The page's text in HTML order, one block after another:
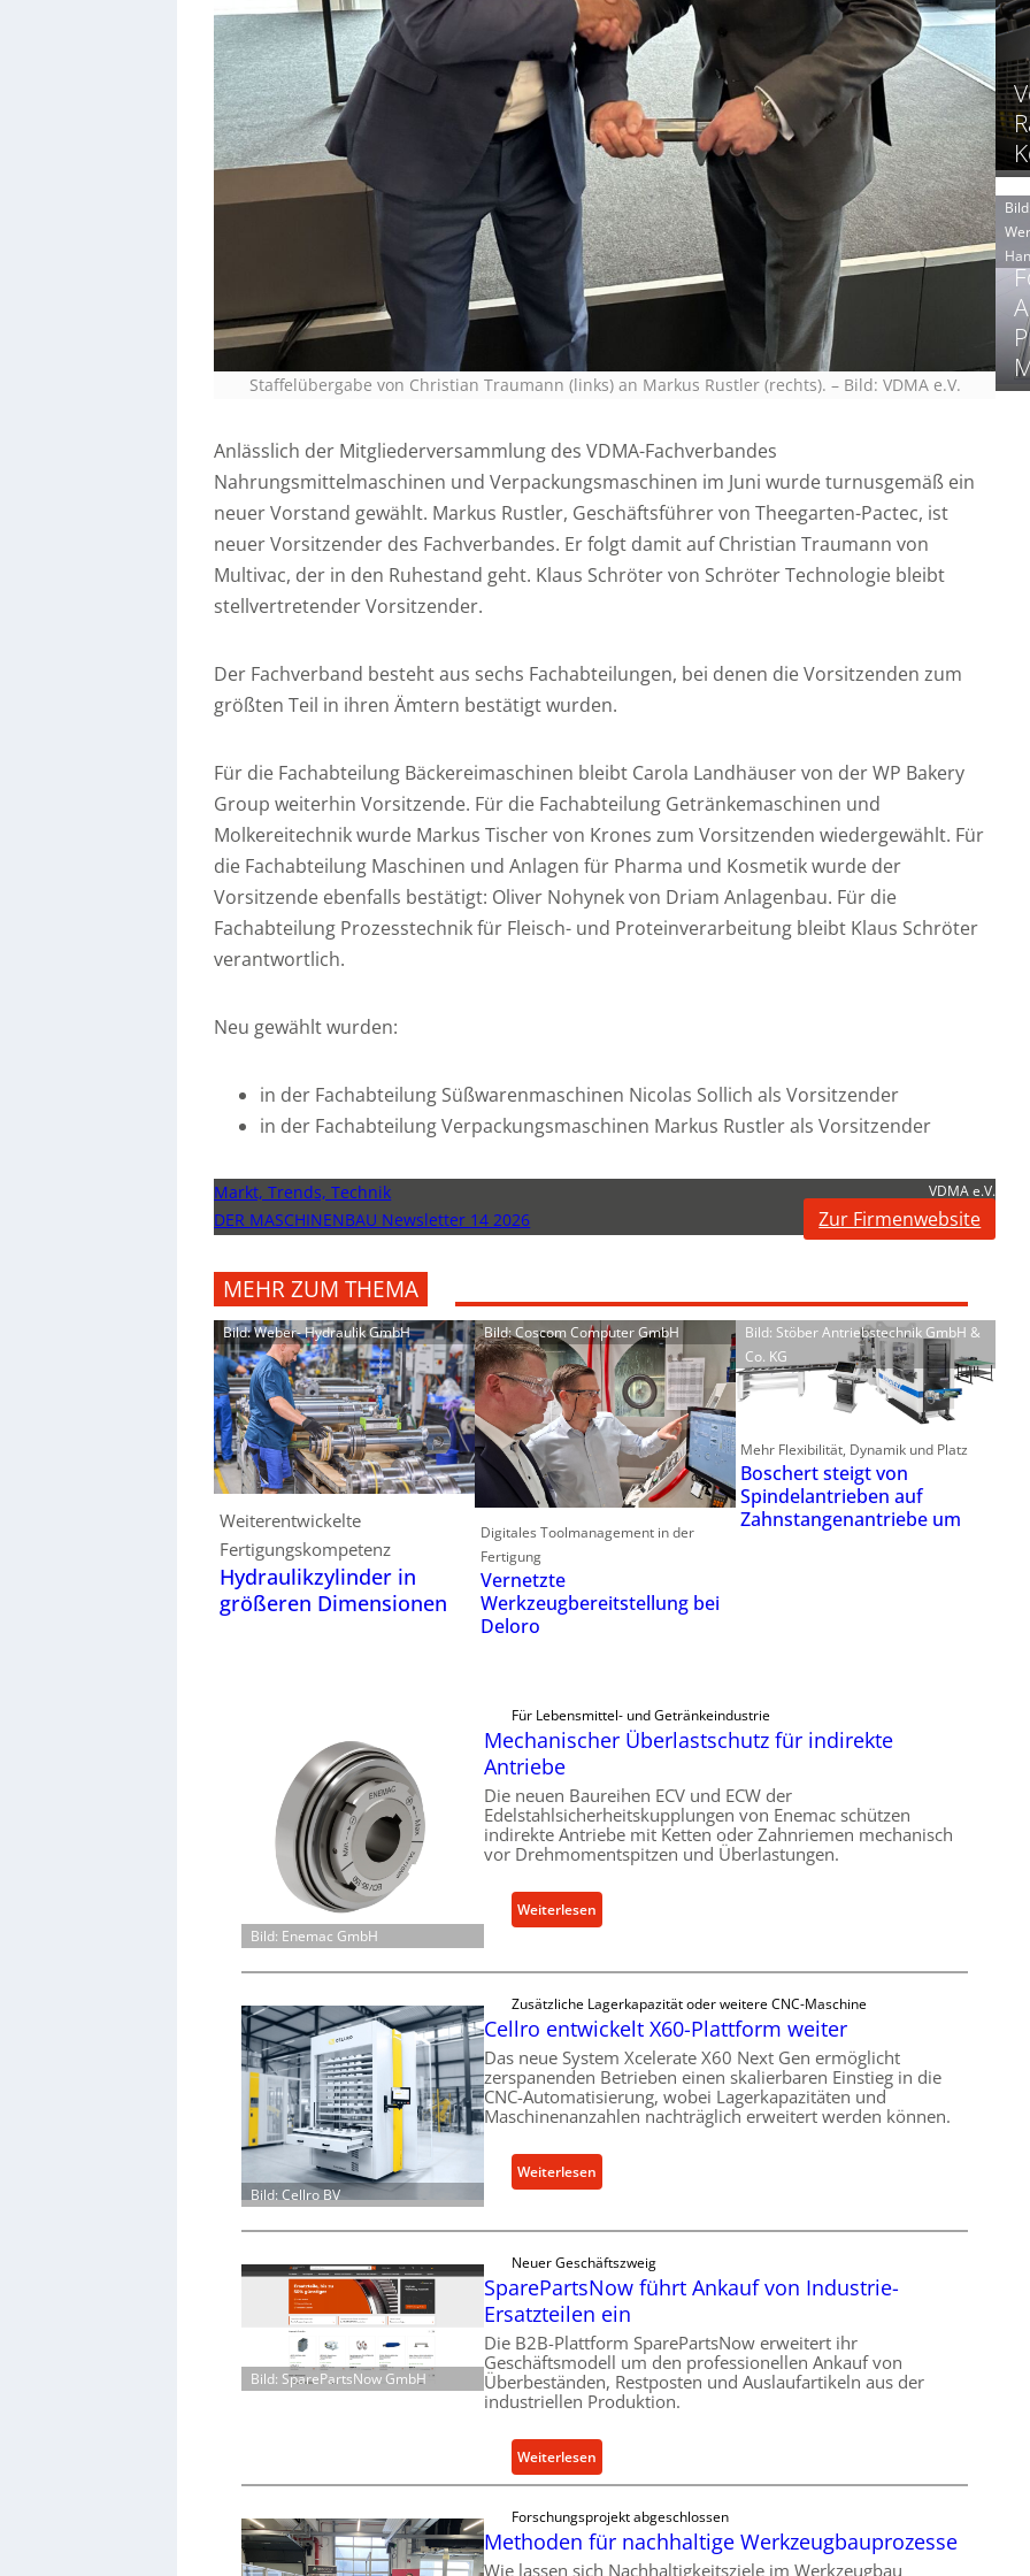
Staffelübergabe von Christian Traumann (links) an Markus Rustler (rechts). – Bild: VDMA e.V.
Anlässlich der Mitgliederversammlung des VDMA-Fachverbandes
Nahrungsmittelmaschinen und Verpackungsmaschinen im Juni wurde turnusgemäß ein
neuer Vorstand gewählt. Markus Rustler, Geschäftsführer von Theegarten-Pactec, ist
neuer Vorsitzender des Fachverbandes. Er folgt damit auf Christian Traumann von
Multivac, der in den Ruhestand geht. Klaus Schröter von Schröter Technologie bleibt
stellvertretender Vorsitzender.
Der Fachverband besteht aus sechs Fachabteilungen, bei denen die Vorsitzenden zum
größten Teil in ihren Ämtern bestätigt wurden.
Für die Fachabteilung Bäckereimaschinen bleibt Carola Landhäuser von der WP Bakery
Group weiterhin Vorsitzende. Für die Fachabteilung Getränkemaschinen und
Molkereitechnik wurde Markus Tischer von Krones zum Vorsitzenden wiedergewählt. Für
die Fachabteilung Maschinen und Anlagen für Pharma und Kosmetik wurde der
Vorsitzende ebenfalls bestätigt: Oliver Nohynek von Driam Anlagenbau. Für die
Fachabteilung Prozesstechnik für Fleisch- und Proteinverarbeitung bleibt Klaus Schröter
verantwortlich.
Neu gewählt wurden:
in der Fachabteilung Süßwarenmaschinen Nicolas Sollich als Vorsitzender
in der Fachabteilung Verpackungsmaschinen Markus Rustler als Vorsitzender
Markt, Trends, Technik
DER MASCHINENBAU Newsletter 14 2026
VDMA e.V.
Zur Firmenwebsite
MEHR ZUM THEMA
Bild: Weber- Hydraulik GmbH
Weiterentwickelte
Fertigungskompetenz
Hydraulikzylinder in
größeren Dimensionen
Bild: Coscom Computer GmbH
Digitales Toolmanagement in der
Fertigung
Vernetzte
Werkzeugbereitstellung bei
Deloro
Bild: Stöber Antriebstechnik GmbH &
Co. KG
Mehr Flexibilität, Dynamik und Platz
Boschert steigt von
Spindelantrieben auf
Zahnstangenantriebe um
Bild: Enemac GmbH
Für Lebensmittel- und Getränkeindustrie
Mechanischer Überlastschutz für indirekte
Antriebe
Die neuen Baureihen ECV und ECW der
Edelstahlsicherheitskupplungen von Enemac schützen
indirekte Antriebe mit Ketten oder Zahnriemen mechanisch
vor Drehmomentspitzen und Überlastungen.
Weiterlesen:
M
h
a
n
s
c
h
e
e
r
a
s
t
c
h
u
t
z
f
Bild: Cellro BV
Zusätzliche Lagerkapazität oder weitere CNC-Maschine
Cellro entwickelt X60-Plattform weiter
Das neue System Xcelerate X60 Next Gen ermöglicht
zerspanenden Betrieben einen skalierbaren Einstieg in die
CNC-Automatisierung, wobei Lagerkapazitäten und
Maschinenanzahlen nachträglich erweitert werden können.
Weiterlesen:
C
l
r
o
e
n
t
w
i
c
k
l
Bild: SparePartsNow GmbH
Neuer Geschäftszweig
SparePartsNow führt Ankauf von Industrie-
Ersatzteilen ein
Die B2B-Plattform SparePartsNow erweitert ihr
Geschäftsmodell um den professionellen Ankauf von
Überbeständen, Restposten und Auslaufartikeln aus der
industriellen Produktion.
Weiterlesen:
S
a
r
Forschungsprojekt abgeschlossen
Methoden für nachhaltige Werkzeugbauprozesse
Wie lassen sich Nachhaltigkeitsziele im Werkzeugbau